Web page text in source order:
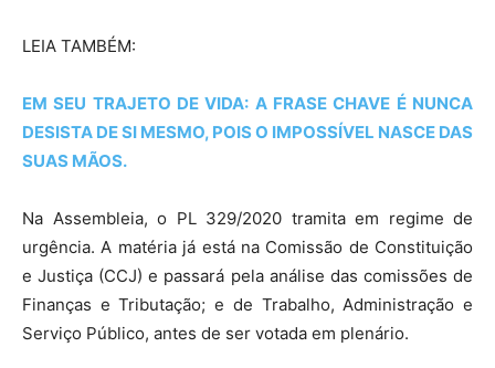
LEIA TAMBÉM:
EM SEU TRAJETO DE VIDA: A FRASE CHAVE É NUNCA
DESISTA DE SI MESMO, POIS O IMPOSSÍVEL NASCE DAS
SUAS MÃOS.
Na Assembleia, o PL 329/2020 tramita em regime de
urgência. A matéria já está na Comissão de Constituição
e Justiça (CCJ) e passará pela análise das comissões de
Finanças e Tributação; e de Trabalho, Administração e
Serviço Público, antes de ser votada em plenário.